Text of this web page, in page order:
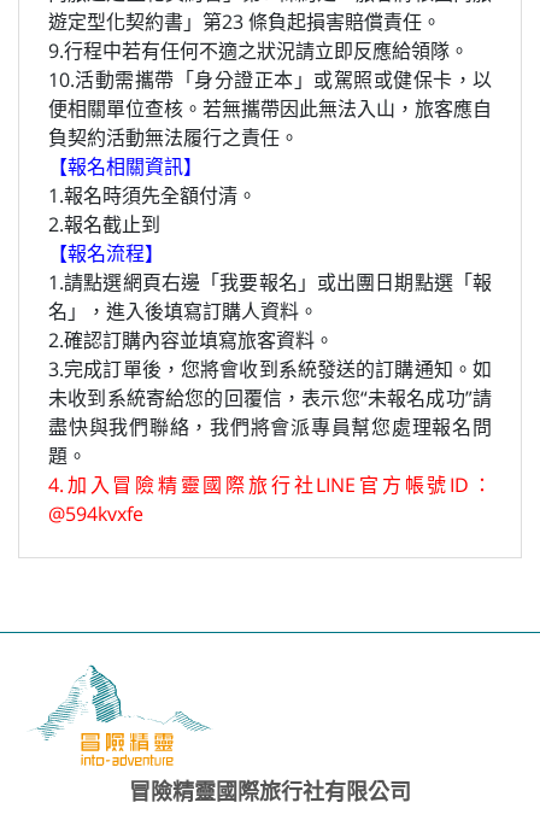
遊定型化契約書」第23 條負起損害賠償責任。
9.行程中若有任何不適之狀況請立即反應給領隊。
10.活動需攜帶「身分證正本」或駕照或健保卡，以
便相關單位查核。若無攜帶因此無法入山，旅客應自
負契約活動無法履行之責任。
【報名相關資訊】
1.報名時須先全額付清。
2.報名截止到
【報名流程】
1.請點選網頁右邊「我要報名」或出團日期點選「報
名」，進入後填寫訂購人資料。
2.確認訂購內容並填寫旅客資料。
3.完成訂單後，您將會收到系統發送的訂購通知。如
未收到系統寄給您的回覆信，表示您“未報名成功”請
盡快與我們聯絡，我們將會派專員幫您處理報名問
題。
4.加入冒險精靈國際旅行社LINE官方帳號ID：
@594kvxfe
冒險精靈國際旅行社有限公司